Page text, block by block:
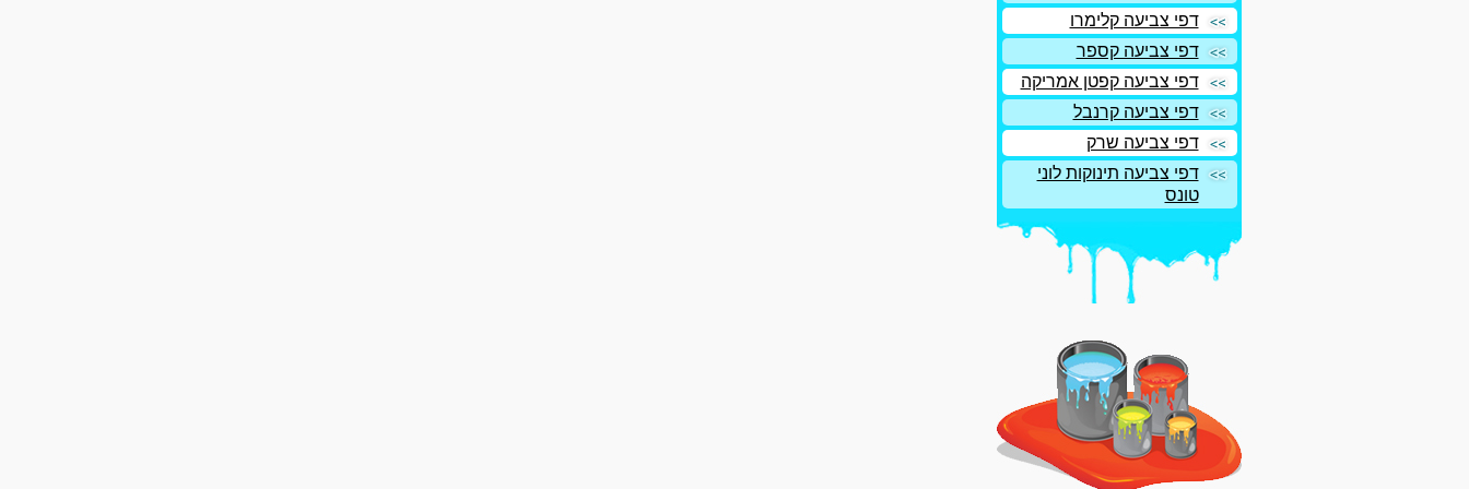
דפי צביעה קלימרו
דפי צביעה קספר
דפי צביעה קפטן אמריקה
דפי צביעה קרנבל
דפי צביעה שרק
דפי צביעה תינוקות לוני
טונס